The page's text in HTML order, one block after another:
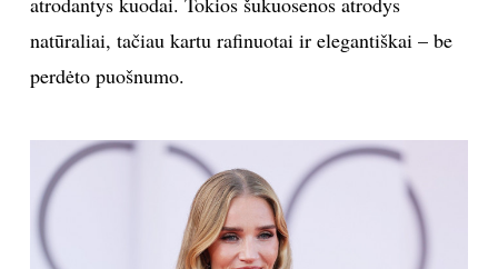
natūraliai, tačiau kartu rafinuotai ir elegantiškai – be
perdėto puošnumo.